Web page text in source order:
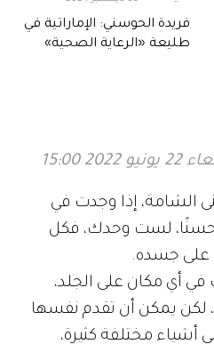
فريدة الحوسني: الإماراتية في
طليعة «الرعاية الصحية»
2022 15:00
الشامة، إذا وجدت في
لست وحدك، فكل
على جسده.
أي مكان على الجلد،
لكن يمكن أن تقدم نفسها
أشياء مختلفة كثيرة،